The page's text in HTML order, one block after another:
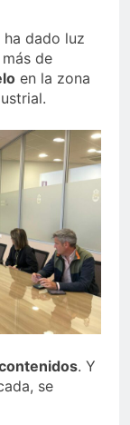
ha dado luz
de
en la zona
. Y
se